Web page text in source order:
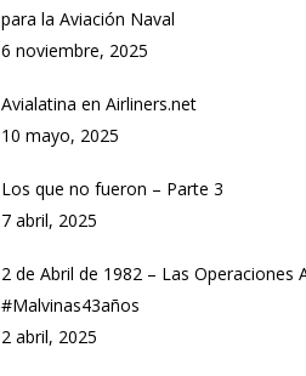
para la Aviación Naval
6 noviembre, 2025
Avialatina en Airliners.net
10 mayo, 2025
Los que no fueron – Parte 3
7 abril, 2025
2 de Abril de 1982 – Las Operaciones
#Malvinas43años
2 abril, 2025